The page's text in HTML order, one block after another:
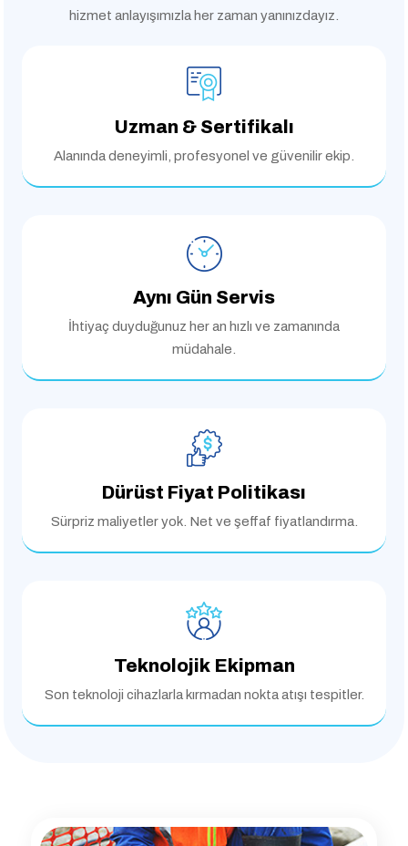
hizmet anlayışımızla her zaman yanınızdayız.
Uzman & Sertifikalı
Alanında deneyimli, profesyonel ve güvenilir ekip.
Aynı Gün Servis
İhtiyaç duyduğunuz her an hızlı ve zamanında
müdahale.
Dürüst Fiyat Politikası
Sürpriz maliyetler yok. Net ve şeffaf fiyatlandırma.
Teknolojik Ekipman
Son teknoloji cihazlarla kırmadan nokta atışı tespitler.